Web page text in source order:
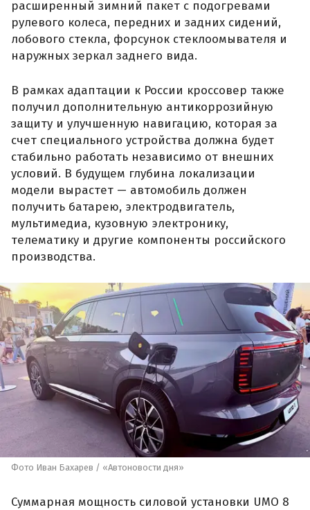
расширенный зимний пакет с подогревами
рулевого колеса, передних и задних сидений,
лобового стекла, форсунок стеклоомывателя и
наружных зеркал заднего вида.
В рамках адаптации к России кроссовер также
получил дополнительную антикоррозийную
защиту и улучшенную навигацию, которая за
счет специального устройства должна будет
стабильно работать независимо от внешних
условий. В будущем глубина локализации
модели вырастет — автомобиль должен
получить батарею, электродвигатель,
мультимедиа, кузовную электронику,
телематику и другие компоненты российского
производства.
Фото Иван Бахарев / «Автоновости дня»
Суммарная мощность силовой установки UMO 8